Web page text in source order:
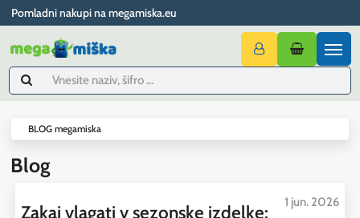
Pomladni nakupi na megamiska.eu
BLOG megamiska
Blog
1 jun. 2026
Zakaj vlagati v sezonske izdelke: